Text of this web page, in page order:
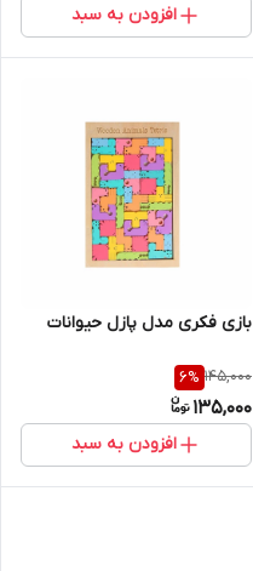
افزودن به سبد
بازی فکری مدل پازل حیوانات
145,000
6%
135,000
افزودن به سبد